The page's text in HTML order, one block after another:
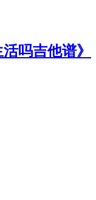
吗吉他谱》